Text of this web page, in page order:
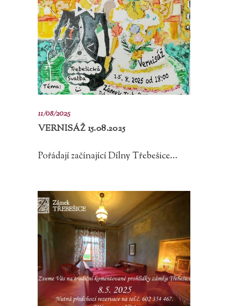
11/08/2025
VERNISÁŽ 15.08.2025
Pořádají začínající Dílny Třebešice...